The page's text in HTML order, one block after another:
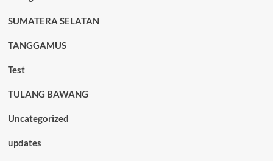
SUMATERA SELATAN
TANGGAMUS
Test
TULANG BAWANG
Uncategorized
updates